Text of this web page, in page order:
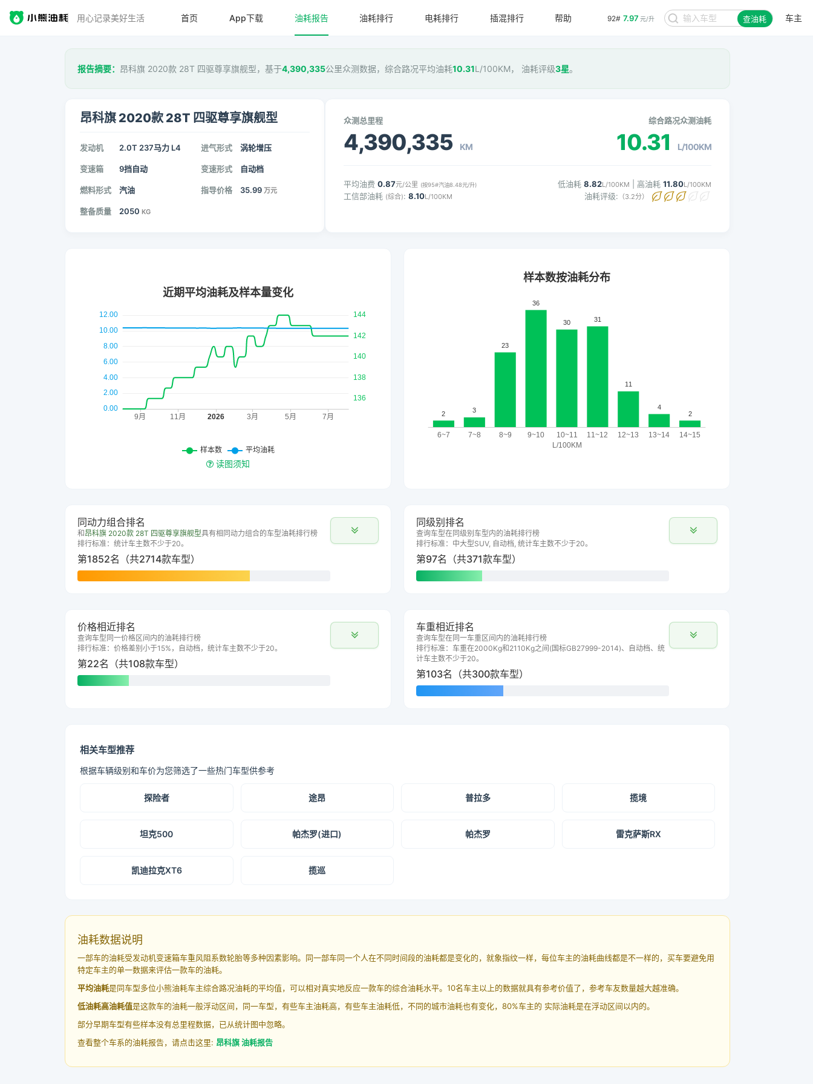
用心记录美好生活 95# 8.48 元/升 查油耗 车主
首页 App下载 油耗报告 油耗排行 电耗排行 插混排行 帮助
报告摘要： 昂科旗 2020款 28T 四驱尊享旗舰型，基于4,390,335公里众测数据，综合路况平均油耗10.31L/100KM， 油耗评级3星。
昂科旗 2020款 28T 四驱尊享旗舰型
发动机 2.0T 237马力 L4 进气形式 涡轮增压
变速箱 9挡自动 变速形式 自动档
燃料形式 汽油 指导价格 35.99 万元
整备质量 2050 KG
众测总里程
4,390,335 KM
综合路况众测油耗
10.31 L/100KM
平均油费 0.87元/公里 (按95#汽油8.48元/升)
工信部油耗 (综合): 8.10L/100KM
低油耗 8.82L/100KM | 高油耗 11.80L/100KM
油耗评级: （3.2分）
读图须知
同动力组合排名
和 昂科旗 2020款 28T 四驱尊享旗舰型具有相同动力组合的车型油耗排行榜
排行标准：统计车主数不少于20。
第1852名（共2714款车型）
同级别排名
查询车型在同级别车型内的油耗排行榜
排行标准：中大型SUV, 自动档, 统计车主数不少于20。
第97名（共371款车型）
价格相近排名
查询车型同一价格区间内的油耗排行榜
排行标准：价格差别小于15%，自动档，统计车主数不少于20。
第22名（共108款车型）
车重相近排名
查询车型在同一车重区间内的油耗排行榜
排行标准：车重在2000Kg和2110Kg之间(国标GB27999-2014)、自动档、统
计车主数不少于20。
第103名（共300款车型）
相关车型推荐
根据车辆级别和车价为您筛选了一些热门车型供参考
探险者 途昂 普拉多 揽境
坦克500 帕杰罗(进口) 帕杰罗 雷克萨斯RX
凯迪拉克XT6 揽巡
油耗数据说明
一部车的油耗受发动机变速箱车重风阻系数轮胎等多种因素影响。同一部车同一个人在不同时间段的油耗都是变化的，就象指纹一样，每位车主的油耗曲线都是不一样的，买车要避免用
特定车主的单一数据来评估一款车的油耗。
平均油耗是同车型多位小熊油耗车主综合路况油耗的平均值，可以相对真实地反应一款车的综合油耗水平。10名车主以上的数据就具有参考价值了，参考车友数量越大越准确。
低油耗高油耗值是这款车的油耗一般浮动区间，同一车型，有些车主油耗高，有些车主油耗低，不同的城市油耗也有变化，80%车主的 实际油耗是在浮动区间以内的。
部分早期车型有些样本没有总里程数据，已从统计图中忽略。
查看整个车系的油耗报告，请点击这里: 昂科旗 油耗报告